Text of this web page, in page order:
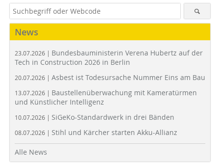
News
23.07.2026 | Bundesbauministerin Verena Hubertz auf der
Tech in Construction 2026 in Berlin
20.07.2026 | Asbest ist Todesursache Nummer Eins am Bau
13.07.2026 | Baustellenüberwachung mit Kameratürmen
und Künstlicher Intelligenz
10.07.2026 | SiGeKo-Standardwerk in drei Bänden
08.07.2026 | Stihl und Kärcher starten Akku-Allianz
Alle News